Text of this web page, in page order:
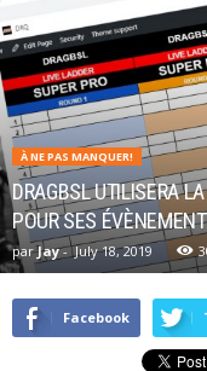
À NE PAS MANQUER!
DRAGBSL UTILISERA
POUR SES
par Jay- July 18, 2019
Facebook